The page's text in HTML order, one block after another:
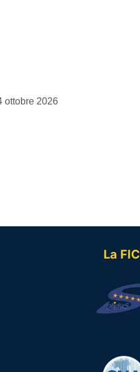
ottobre 2026
La